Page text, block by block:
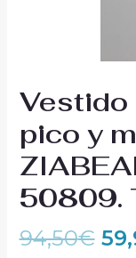
Vestido
pico y
50809.
94,50€